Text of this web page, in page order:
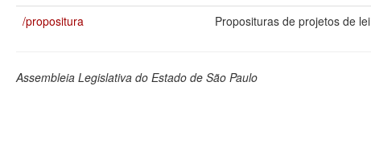
/propositura
Proposituras de projetos de lei
Assembleia Legislativa do Estado de São Paulo